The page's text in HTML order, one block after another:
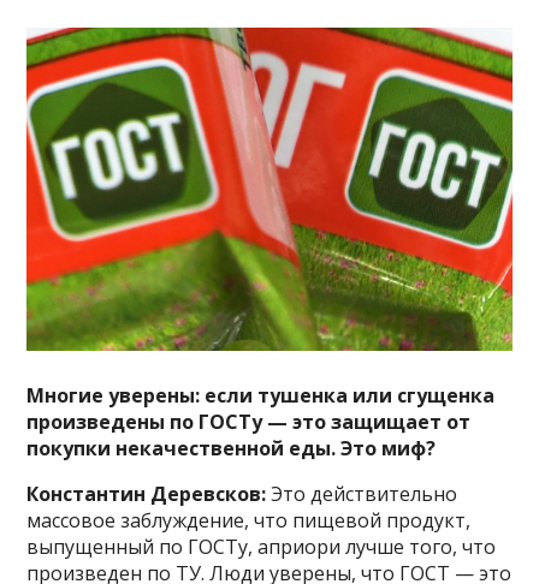
Многие уверены: если тушенка или сгущенка
произведены по ГОСТу — это защищает от
покупки некачественной еды. Это миф?
Константин Деревсков:Это действительно
массовое заблуждение, что пищевой продукт,
выпущенный по ГОСТу, априори лучше того, что
произведен по ТУ. Люди уверены, что ГОСТ — это